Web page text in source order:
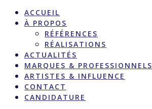
ACCUEIL
À PROPOS
RÉFÉRENCES
RÉALISATIONS
ACTUALITÉS
MARQUES & PROFESSIONNELS
ARTISTES & INFLUENCE
CONTACT
CANDIDATURE